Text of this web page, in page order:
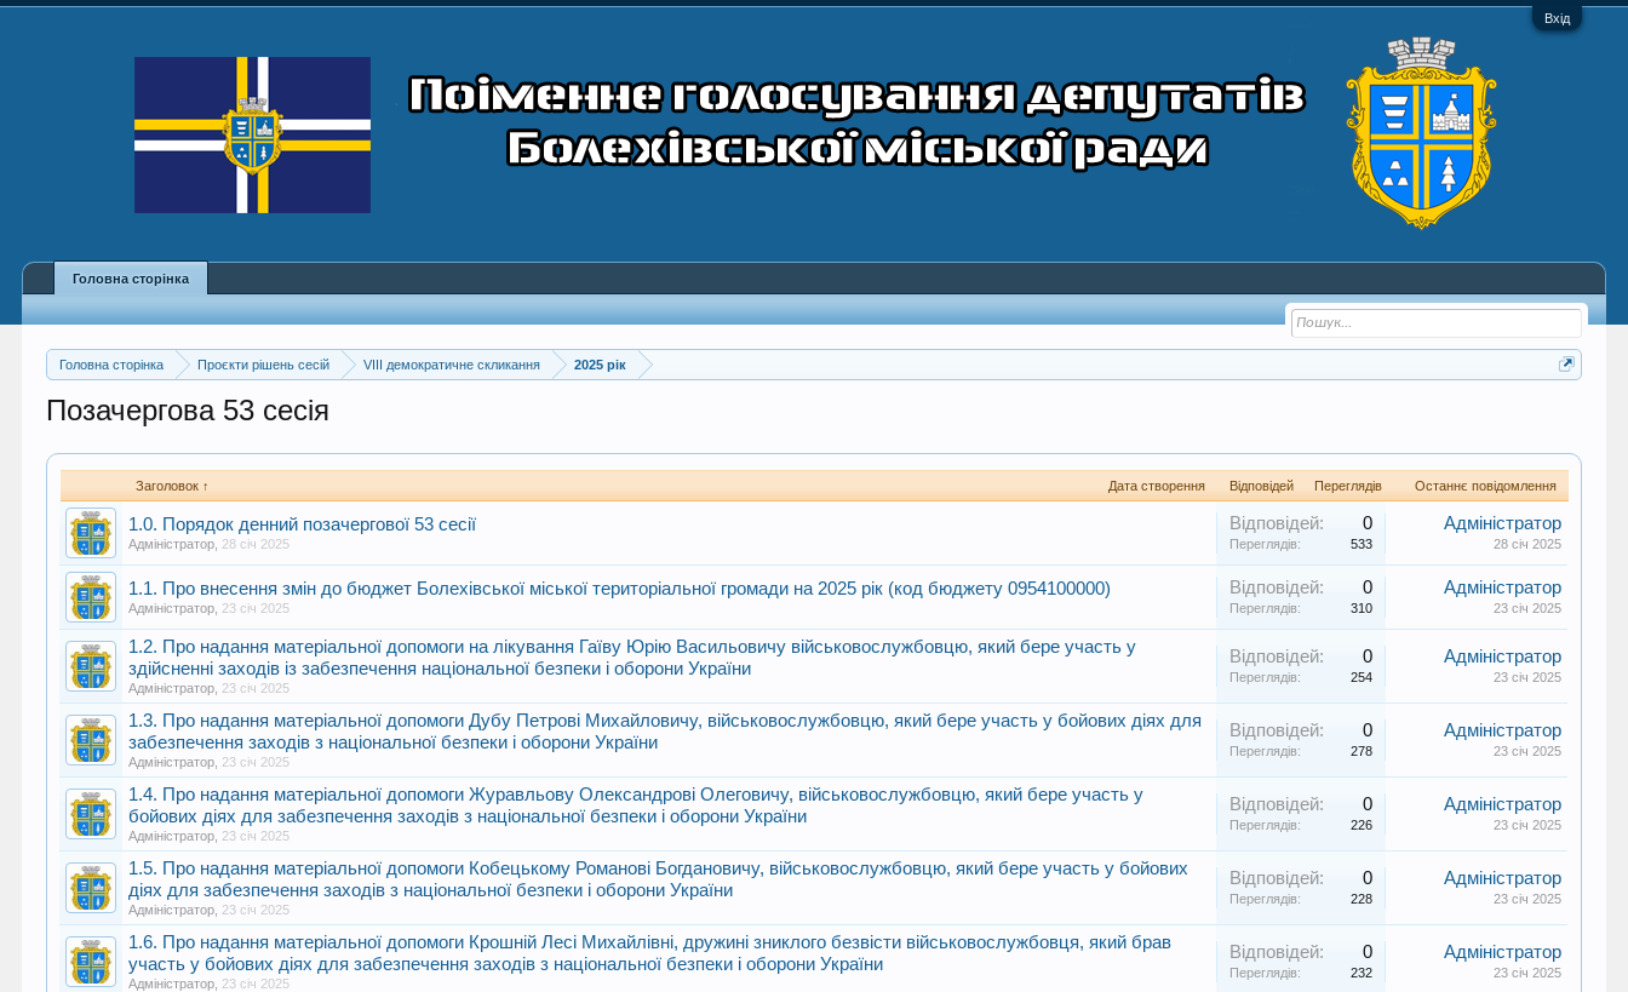
Вхід
Головна сторінка Проєкти рішень сесій VIII демократичне скликання 2025 рік
Позачергова 53 сесія
Заголовок ↑ Дата створення Відповідей Переглядів Останнє повідомлення
1.0. Порядок денний позачергової 53 сесії
Адміністратор 28 січ 2025
Відповідей: 0
Переглядів: 533
Адміністратор
28 січ 2025
1.1. Про внесення змін до бюджет Болехівської міської територіальної громади на 2025 рік (код бюджету 0954100000)
Адміністратор 23 січ 2025
Відповідей: 0
Переглядів: 310
Адміністратор
23 січ 2025
1.2. Про надання матеріальної допомоги на лікування Гаїву Юрію Васильовичу військовослужбовцю, який бере участь у
здійсненні заходів із забезпечення національної безпеки і оборони України
Адміністратор 23 січ 2025
Відповідей: 0
Переглядів: 254
Адміністратор
23 січ 2025
1.3. Про надання матеріальної допомоги Дубу Петрові Михайловичу, військовослужбовцю, який бере участь у бойових діях для
забезпечення заходів з національної безпеки і оборони України
Адміністратор 23 січ 2025
Відповідей: 0
Переглядів: 278
Адміністратор
23 січ 2025
1.4. Про надання матеріальної допомоги Журавльову Олександрові Олеговичу, військовослужбовцю, який бере участь у
бойових діях для забезпечення заходів з національної безпеки і оборони України
Адміністратор 23 січ 2025
Відповідей: 0
Переглядів: 226
Адміністратор
23 січ 2025
1.5. Про надання матеріальної допомоги Кобецькому Романові Богдановичу, військовослужбовцю, який бере участь у бойових
діях для забезпечення заходів з національної безпеки і оборони України
Адміністратор 23 січ 2025
Відповідей: 0
Переглядів: 228
Адміністратор
23 січ 2025
1.6. Про надання матеріальної допомоги Крошній Лесі Михайлівні, дружині зниклого безвісти військовослужбовця, який брав
участь у бойових діях для забезпечення заходів з національної безпеки і оборони України
Адміністратор 23 січ 2025
Відповідей: 0
Переглядів: 232
Адміністратор
23 січ 2025
Головна сторінка